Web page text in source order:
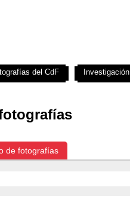
de fotografías
del CdF Investigación